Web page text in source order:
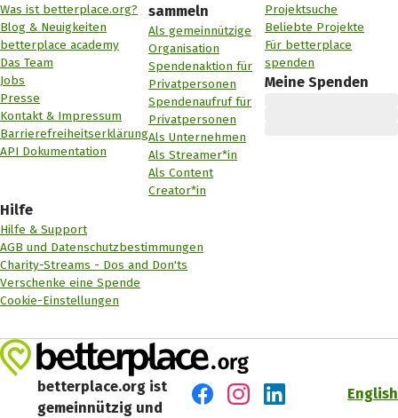
Was ist betterplace.org?
Blog & Neuigkeiten
betterplace academy
Das Team
Jobs
Presse
Kontakt & Impressum
Barrierefreiheitserklärung
API Dokumentation
sammeln
Als gemeinnützige
Organisation
Spendenaktion für
Privatpersonen
Spendenaufruf für
Privatpersonen
Als Unternehmen
Als Streamer*in
Als Content
Creator*in
Projektsuche
Beliebte Projekte
Für betterplace
spenden
Meine Spenden
Hilfe
Hilfe & Support
AGB und Datenschutzbestimmungen
Charity-Streams - Dos and Don'ts
Verschenke eine Spende
Cookie-Einstellungen
betterplace.org ist
gemeinnützig und
English